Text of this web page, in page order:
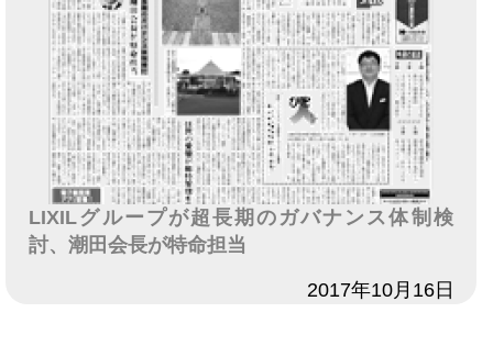
LIXILグループが超長期のガバナンス体制検
討、潮田会長が特命担当
2017年10月16日